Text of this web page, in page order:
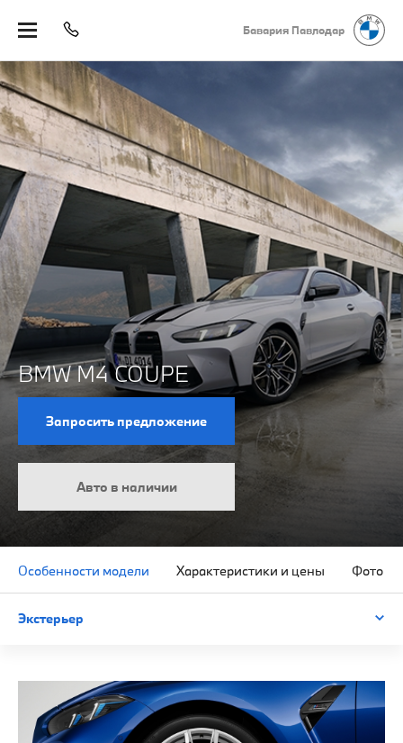
Бавария Павлодар
BMW M4 COUPE
Запросить предложение
Авто в наличии
Особенности модели Характеристики и цены Фото и
Экстерьер